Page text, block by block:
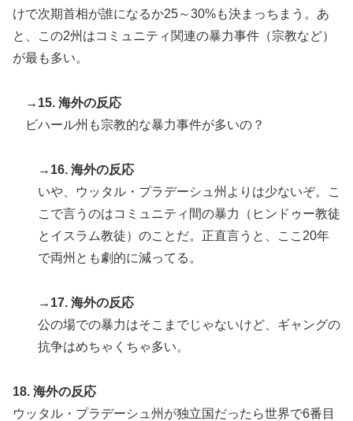
けで次期首相が誰になるか25～30%も決まっちまう。あ
と、この2州はコミュニティ関連の暴力事件（宗教など）
が最も多い。
→15. 海外の反応
ビハール州も宗教的な暴力事件が多いの？
→16. 海外の反応
いや、ウッタル・プラデーシュ州よりは少ないぞ。こ
こで言うのはコミュニティ間の暴力（ヒンドゥー教徒
とイスラム教徒）のことだ。正直言うと、ここ20年
で両州とも劇的に減ってる。
→17. 海外の反応
公の場での暴力はそこまでじゃないけど、ギャングの
抗争はめちゃくちゃ多い。
18. 海外の反応
ウッタル・プラデーシュ州が独立国だったら世界で6番目